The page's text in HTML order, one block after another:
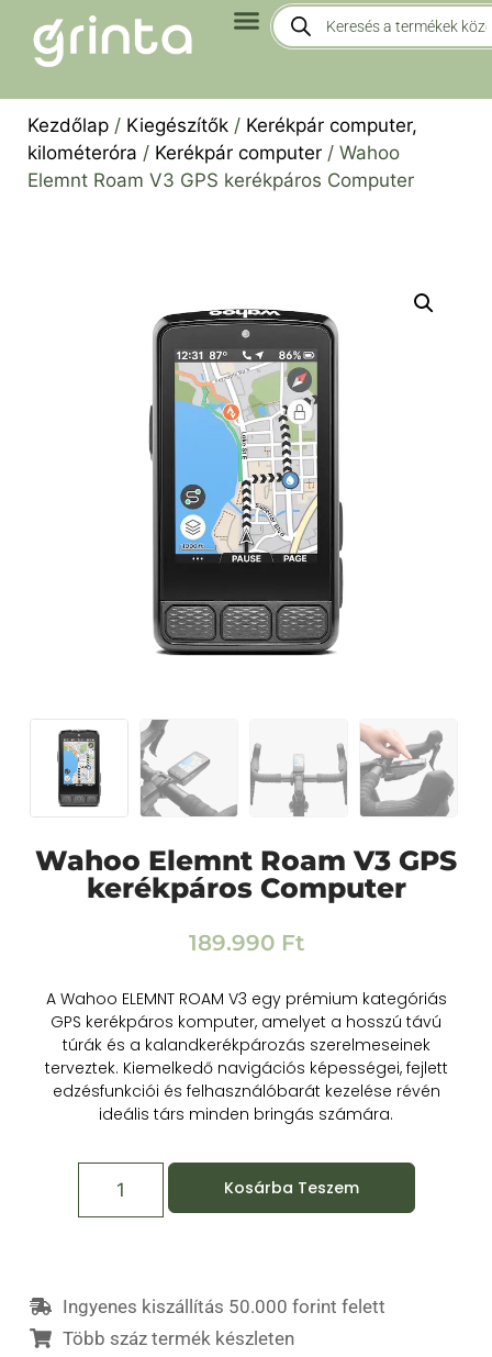
Kezdőlap / Kiegészítők / Kerékpár computer,
kilométeróra / Kerékpár computer / Wahoo
Elemnt Roam V3 GPS kerékpáros Computer
Wahoo Elemnt Roam V3 GPS
kerékpáros Computer
189.990 Ft
A Wahoo ELEMNT ROAM V3 egy prémium kategóriás
GPS kerékpáros komputer, amelyet a hosszú távú
túrák és a kalandkerékpározás szerelmeseinek
terveztek. Kiemelkedő navigációs képességei, fejlett
edzésfunkciói és felhasználóbarát kezelése révén
ideális társ minden bringás számára.
Kosárba Teszem
Ingyenes kiszállítás 50.000 forint felett
Több száz termék készleten